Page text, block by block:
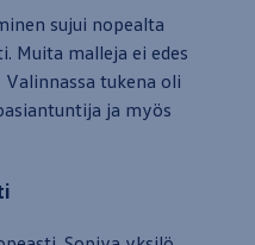
sujui nopealta
Muita malleja ei edes
tukena oli
ja myös